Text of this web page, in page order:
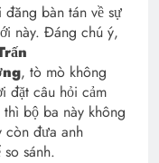
đăng bàn tán về sự
này. Đáng chú ý,
, tò mò không
đặt câu hỏi cảm
bộ ba này không
còn đưa anh
so sánh.